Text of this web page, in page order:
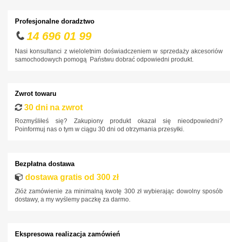
Isuzu
Jaguar
Jeep
Kia
Land Rover
Lexus
MAN
Profesjonalne doradztwo
14 696 01 99
Nasi konsultanci z wieloletnim doświadczeniem w sprzedaży akcesoriów
samochodowych pomogą Państwu dobrać odpowiedni produkt.
Zwrot towaru
30 dni na zwrot
Rozmyśliłeś się? Zakupiony produkt okazał się nieodpowiedni?
Poinformuj nas o tym w ciągu 30 dni od otrzymania przesyłki.
Bezpłatna dostawa
dostawa gratis od 300 zł
Złóż zamówienie za minimalną kwotę 300 zł wybierając dowolny sposób
dostawy, a my wyślemy paczkę za darmo.
Ekspresowa realizacja zamówień